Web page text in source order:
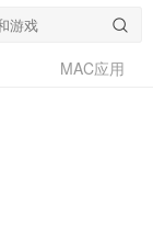
MAC应用